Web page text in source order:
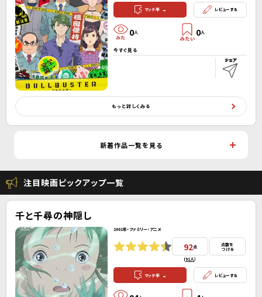
マッチ率 - レビューする
0人 0人
今すぐ見る
もっと詳しくみる
新着作品一覧を見る
注目映画ピックアップ一覧
千と千尋の神隠し
2001年・ファミリー・アニメ
92点
(91人）
点数を
つける
マッチ率 - レビューする